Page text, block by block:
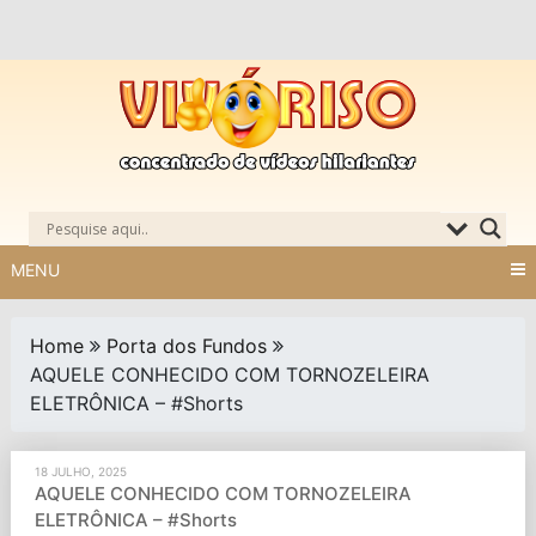
MENU
Home
Porta dos Fundos
AQUELE CONHECIDO COM TORNOZELEIRA
ELETRÔNICA – #Shorts
18 JULHO, 2025
AQUELE CONHECIDO COM TORNOZELEIRA
ELETRÔNICA – #Shorts